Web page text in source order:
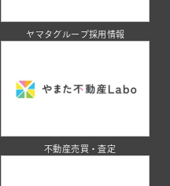
ヤマタグループ採用情報
不動産売買・査定